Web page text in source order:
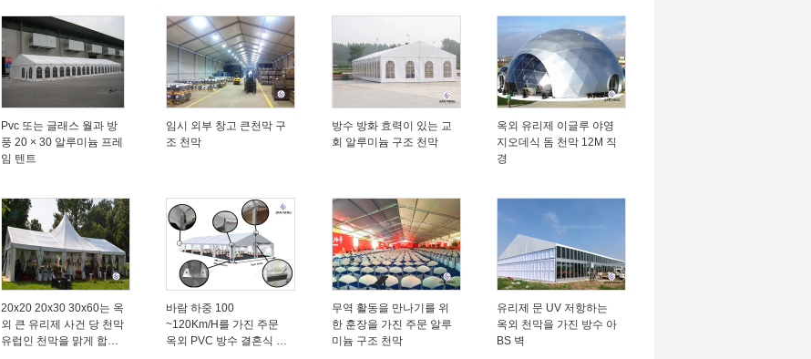
Pvc 또는 글래스 월과 방
풍 20 × 30 알루미늄 프레
임 텐트
임시 외부 창고 큰천막 구
조 천막
방수 방화 효력이 있는 교
회 알루미늄 구조 천막
옥외 유리제 이글루 야영
지오데식 돔 천막 12M 직
경
20x20 20x30 30x60는 옥
외 큰 유리제 사건 당 천막
유럽인 천막을 맑게 합니
바람 하중 100
~120Km/H를 가진 주문
옥외 PVC 방수 결혼식 결
무역 활동을 만나기를 위
한 훈장을 가진 주문 알루
미늄 구조 천막
유리제 문 UV 저항하는
옥외 천막을 가진 방수 아
BS 벽